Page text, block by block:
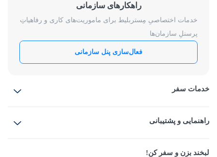
راهکارهای سازمانی
خدمات اختصاصیِ مِستربلیط برای ماموریت‌های کاری و رفاهیاتِ
پرسنلِ سازمان‌ها
فعال‌سازی پنل سازمانی
خدمات سفر
بلیط قطار
راهنمایی و پشتیبانی
شرایط و مقررات
لبخند بزن و سفر کن!